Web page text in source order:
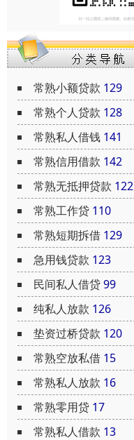
常熟小额贷款 129
常熟个人贷款 128
常熟私人借钱 141
常熟信用借款 142
常熟无抵押贷款 122
常熟工作贷 110
常熟短期拆借 129
急用钱贷款 123
民间私人借贷99
纯私人放款 126
垫资过桥贷款 120
常熟空放私借 15
常熟私人放款 16
常熟零用贷 17
常熟私人借款 13